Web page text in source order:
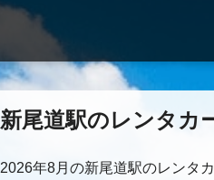
新尾道駅のレンタカ
2026年8月の新尾道駅のレンタ